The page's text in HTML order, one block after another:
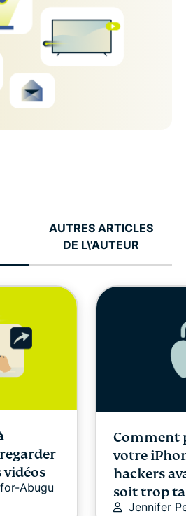
AUTRES ARTICLES
DE L\'AUTEUR
vidéos
Abugu
Comment
votre
hackers
soit trop
Jennifer